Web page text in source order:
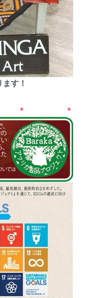
す！
＊